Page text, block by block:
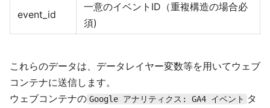
event_id
一意のイベントID（重複構造の場合必
須)
これらのデータは、データレイヤー変数等を用いてウェブ
コンテナに送信します。
ウェブコンテナの Google アナリティクス: GA4 イベント タ